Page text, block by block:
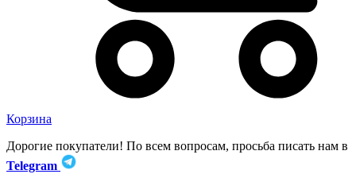
Корзина
Дорогие покупатели! По всем вопросам, просьба писать нам в
Telegram